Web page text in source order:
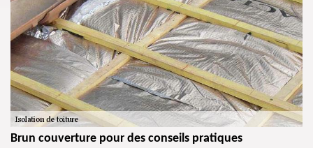
Brun couverture pour des conseils pratiques